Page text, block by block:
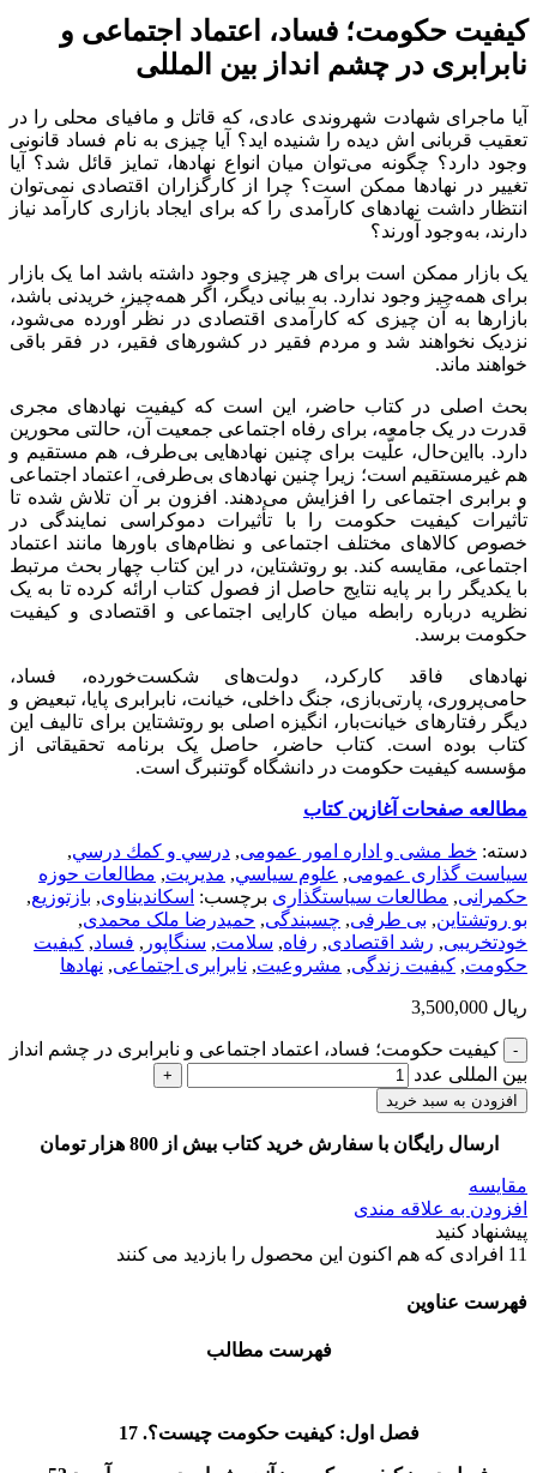
کیفیت حکومت؛ فساد، اعتماد اجتماعی و
نابرابری در چشم انداز بین المللی
آیا ماجرای شهادت شهروندی عادی، که قاتل و مافیای محلی را در
تعقیب قربانی اش دیده را شنیده اید؟ آیا چیزی به نام فساد قانونی
وجود دارد؟ چگونه می‌توان میان انواع نهادها، تمایز قائل شد؟ آیا
تغییر در نهادها ممکن است؟ چرا از کارگزاران اقتصادی نمی‌توان
انتظار داشت نهادهای کارآمدی را که برای ایجاد بازاری کارآمد نیاز
دارند، به‌وجود آورند؟
یک بازار ممکن است برای هر چیزی وجود داشته باشد اما یک بازار
برای همه‌چیز وجود ندارد. به بیانی دیگر، اگر همه‌چیز، خریدنی باشد،
بازارها به آن چیزی که کارآمدی اقتصادی در نظر آورده می‌شود،
نزدیک نخواهند شد و مردم فقیر در کشورهای فقیر، در فقر باقی
خواهند ماند.
بحث اصلی در کتاب حاضر، این است که کیفیت نهادهای مجری
قدرت در یک جامعه، برای رفاه اجتماعی جمعیت آن، حالتی محورین
دارد. با‌این‌حال، علّیت برای چنین نهادهایی بی‌طرف، هم مستقیم و
هم غیرمستقیم است؛ زیرا چنین نهادهای بی‌طرفی، اعتماد اجتماعی
و برابری اجتماعی را افزایش می‌دهند. افزون بر آن تلاش شده تا
تأثیرات کیفیت حکومت را با تأثیرات دموکراسی نمایندگی در
خصوص کالاهای مختلف اجتماعی و نظام‌های باورها مانند اعتماد
اجتماعی، مقایسه کند. بو روتشتاین، در این کتاب چهار بحث مرتبط
با یکدیگر را بر پایه نتایج حاصل از فصول کتاب ارائه کرده تا به یک
نظریه درباره رابطه میان کارایی اجتماعی و اقتصادی و کیفیت
حکومت برسد.
نهادهای فاقد کارکرد، دولت‌های شکست‌خورده، فساد،
حامی‌پروری، پارتی‌بازی، جنگ داخلی، خیانت، نابرابری پایا، تبعیض و
دیگر رفتارهای خیانت‌بار، انگیزه اصلی بو روتشتاین برای تالیف این
کتاب بوده است. کتاب حاضر، حاصل یک برنامه تحقیقاتی از
مؤسسه کیفیت حکومت در دانشگاه گوتنبرگ است.
مطالعه صفحات آغازین کتاب
دسته: خط مشی و اداره امور عمومی, درسي و كمك درسي,
سیاست گذاری عمومی, علوم سياسي, مديريت, مطالعات حوزه
حکمرانی, مطالعات سیاستگذاری برچسب: اسکاندیناوی, بازتوزیع,
بو روتشتاین, بی طرفی, چسبندگی, حمیدرضا ملک محمدی,
خودتخریبی, رشد اقتصادی, رفاه, سلامت, سنگاپور , فساد, کیفیت
حکومت, کیفیت زندگی, مشروعیت, نابرابری اجتماعی, نهادها
ریال
کیفیت حکومت؛ فساد، اعتماد اجتماعی و نابرابری در چشم انداز
بین المللی عدد
افزودن به سبد خرید
ارسال رایگان با سفارش خرید کتاب بیش از 800 هزار تومان
مقایسه
افزودن به علاقه مندی
پیشنهاد کنید
11 افرادی که هم اکنون این محصول را بازدید می کنند
فهرست عناوین
فهرست مطالب
فصل اول: کیفیت حکومت چیست؟. 17